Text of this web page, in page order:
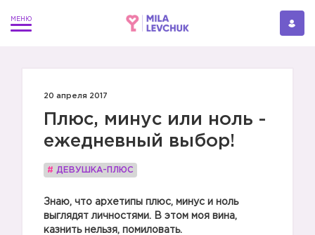
20 апреля 2017
Плюс, минус или ноль -
ежедневный выбор!
# ДЕВУШКА-ПЛЮС
Знаю, что архетипы плюс, минус и ноль
выглядят личностями. В этом моя вина,
казнить нельзя, помиловать.